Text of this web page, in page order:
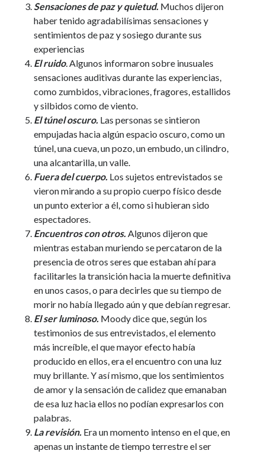
Sensaciones de paz y quietud. Muchos dijeron
haber tenido agradabilísimas sensaciones y
sentimientos de paz y sosiego durante sus
experiencias
El ruido.Algunos informaron sobre inusuales
sensaciones auditivas durante las experiencias,
como zumbidos, vibraciones, fragores, estallidos
y silbidos como de viento.
El túnel oscuro. Las personas se sintieron
empujadas hacia algún espacio oscuro, como un
túnel, una cueva, un pozo, un embudo, un cilindro,
una alcantarilla, un valle.
Fuera del cuerpo. Los sujetos entrevistados se
vieron mirando a su propio cuerpo físico desde
un punto exterior a él, como si hubieran sido
espectadores.
Encuentros con otros.Algunos dijeron que
mientras estaban muriendo se percataron de la
presencia de otros seres que estaban ahí para
facilitarles la transición hacia la muerte definitiva
en unos casos, o para decirles que su tiempo de
morir no había llegado aún y que debían regresar.
El ser luminoso. Moody dice que, según los
testimonios de sus entrevistados, el elemento
más increíble, el que mayor efecto había
producido en ellos, era el encuentro con una luz
muy brillante. Y así mismo, que los sentimientos
de amor y la sensación de calidez que emanaban
de esa luz hacia ellos no podían expresarlos con
palabras.
La revisión. Era un momento intenso en el que, en
apenas un instante de tiempo terrestre el ser